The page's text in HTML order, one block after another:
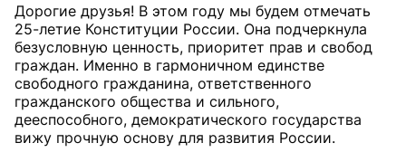
Дорогие друзья! В этом году мы будем отмечать
25-летие Конституции России. Она подчеркнула
безусловную ценность, приоритет прав и свобод
граждан. Именно в гармоничном единстве
свободного гражданина, ответственного
гражданского общества и сильного,
дееспособного, демократического государства
вижу прочную основу для развития России.